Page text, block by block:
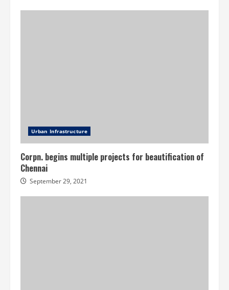
Urban Infrastructure
Corpn. begins multiple projects for beautification of
Chennai
September 29, 2021